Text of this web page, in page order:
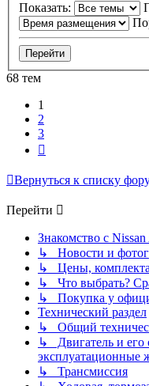
Показать:
68 тем
1
2
3
Вернуться к списку
Перейти
Знакомство с
↳ Новости и
↳ Цены,
↳ Что выбрать?
↳ Покупка у
Технический раздел
↳ Общий
↳ Двигатель и его
эксплуатационные
↳ Трансмиссия